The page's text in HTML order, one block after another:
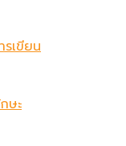
เขียน
ษะ